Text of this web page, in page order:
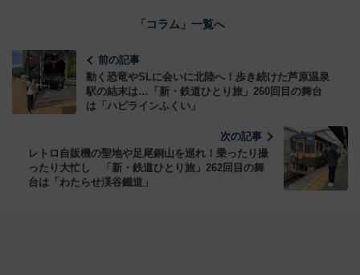
「コラム」一覧へ
前の記事
動く恐竜やSLに会いに北陸へ！歩き続けた芦原温泉
駅の結末は…「新・鉄道ひとり旅」260回目の舞台
は「ハピラインふくい」
次の記事
レトロ自販機の聖地や足尾銅山を巡れ！乗ったり撮
ったり大忙し 「新・鉄道ひとり旅」262回目の舞
台は「わたらせ渓谷鐵道」